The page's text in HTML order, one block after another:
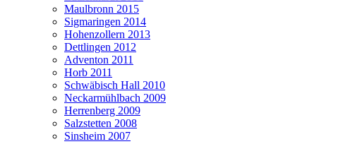
Maulbronn 2015
Sigmaringen 2014
Hohenzollern 2013
Dettlingen 2012
Adventon 2011
Horb 2011
Schwäbisch Hall 2010
Neckarmühlbach 2009
Herrenberg 2009
Salzstetten 2008
Sinsheim 2007